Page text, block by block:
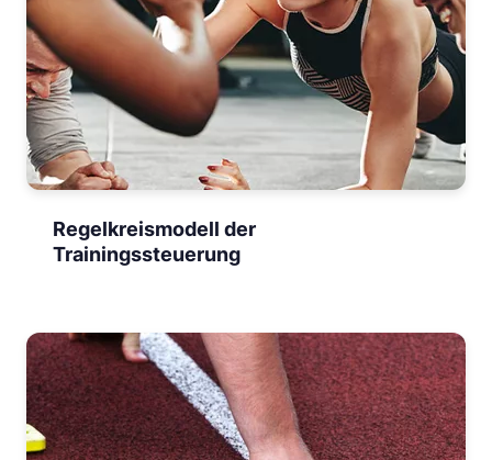
Regelkreismodell der
Trainingssteuerung